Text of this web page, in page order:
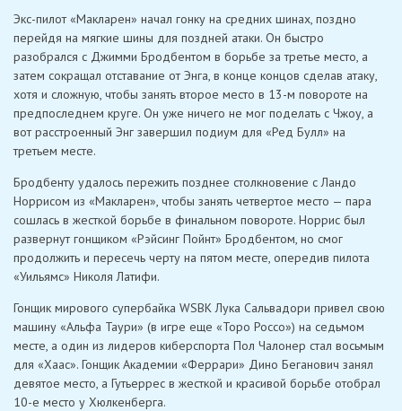
Экс-пилот «Макларен» начал гонку на средних шинах, поздно
перейдя на мягкие шины для поздней атаки. Он быстро
разобрался с Джимми Бродбентом в борьбе за третье место, а
затем сокращал отставание от Энга, в конце концов сделав атаку,
хотя и сложную, чтобы занять второе место в 13-м повороте на
предпоследнем круге. Он уже ничего не мог поделать с Чжоу, а
вот расстроенный Энг завершил подиум для «Ред Булл» на
третьем месте.
Бродбенту удалось пережить позднее столкновение с Ландо
Норрисом из «Макларен», чтобы занять четвертое место — пара
сошлась в жесткой борьбе в финальном повороте. Норрис был
развернут гонщиком «Рэйсинг Пойнт» Бродбентом, но смог
продолжить и пересечь черту на пятом месте, опередив пилота
«Уильямс» Николя Латифи.
Гонщик мирового супербайка WSBK Лука Сальвадори привел свою
машину «Альфа Таури» (в игре еще «Торо Россо») на седьмом
месте, а один из лидеров киберспорта Пол Чалонер стал восьмым
для «Хаас». Гонщик Академии «Феррари» Дино Беганович занял
девятое место, а Гутьеррес в жесткой и красивой борьбе отобрал
10-е место у Хюлкенберга.